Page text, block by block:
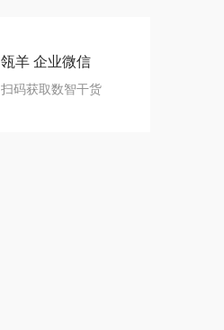
瓴羊 企业微信
扫码获取数智干货